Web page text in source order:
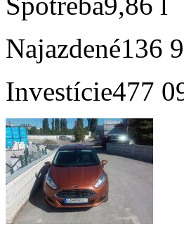
Najazdené136
Investície477